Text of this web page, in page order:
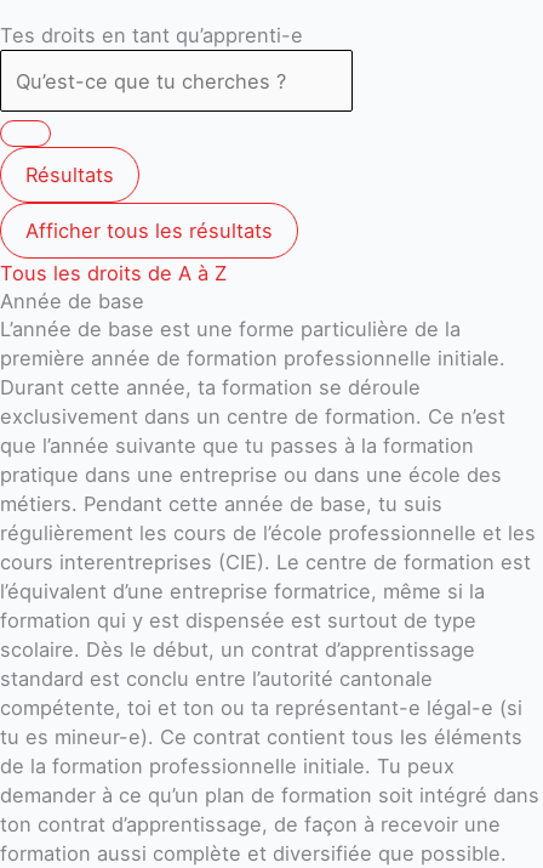
Tes droits en tant qu’apprenti-e
Search
Résultats
Afficher tous les résultats
Tous les droits de A à Z
Année de base
L’année de base est une forme particulière de la
première année de formation professionnelle initiale.
Durant cette année, ta formation se déroule
exclusivement dans un centre de formation. Ce n’est
que l’année suivante que tu passes à la formation
pratique dans une entreprise ou dans une école des
métiers. Pendant cette année de base, tu suis
régulièrement les cours de l’école professionnelle et les
cours interentreprises (CIE). Le centre de formation est
l’équivalent d’une entreprise formatrice, même si la
formation qui y est dispensée est surtout de type
scolaire. Dès le début, un contrat d’apprentissage
standard est conclu entre l’autorité cantonale
compétente, toi et ton ou ta représentant-e légal-e (si
tu es mineur-e). Ce contrat contient tous les éléments
de la formation professionnelle initiale. Tu peux
demander à ce qu’un plan de formation soit intégré dans
ton contrat d’apprentissage, de façon à recevoir une
formation aussi complète et diversifiée que possible.
Search